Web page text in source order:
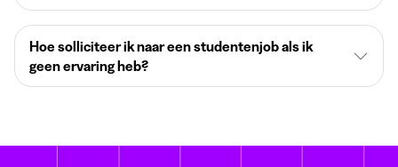
Hoe solliciteer ik naar een studentenjob als ik
geen ervaring heb?